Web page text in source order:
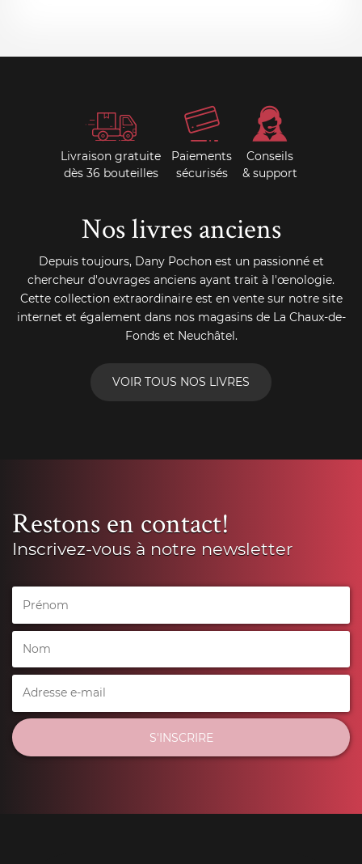
Livraison gratuite
dès 36 bouteilles
Paiements
sécurisés
Conseils
& support
Nos livres anciens
Depuis toujours, Dany Pochon est un passionné et
chercheur d'ouvrages anciens ayant trait à l'œnologie.
Cette collection extraordinaire est en vente sur notre site
internet et également dans nos magasins de La Chaux-de-
Fonds et Neuchâtel.
VOIR TOUS NOS LIVRES
Restons en contact!
Inscrivez-vous à notre newsletter
S'INSCRIRE